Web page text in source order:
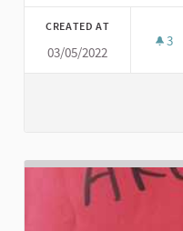
CREATED AT
03/05/2022
3